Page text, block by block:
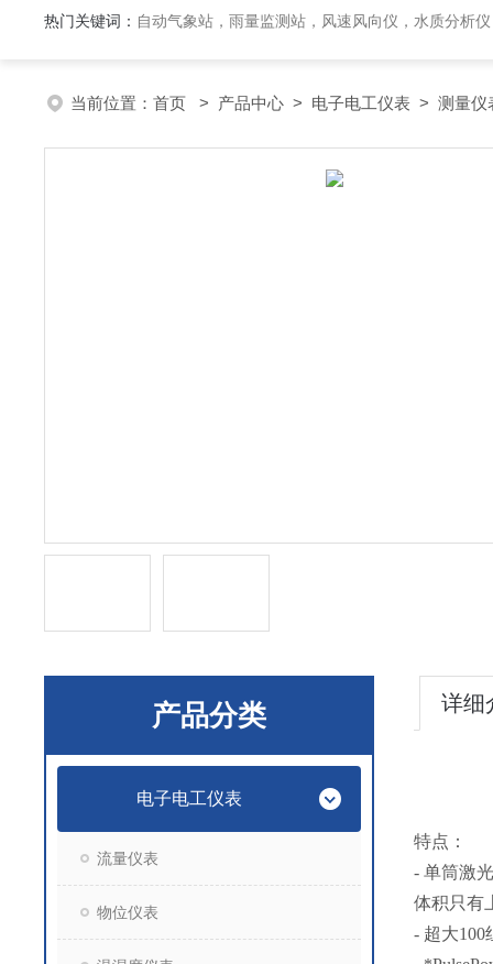
热门关键词： 自动气象站，雨量监测站，风速风向仪，水质分析
当前位置： 首页 > 产品中心 > 电子电工仪表 > 测量仪
产品分类
电子电工仪表
流量仪表
物位仪表
详细
特点：
- 单筒激
体积只有
- 超大100